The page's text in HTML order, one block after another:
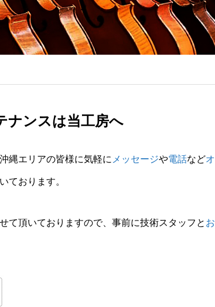
ナンスは当工房へ
縄エリアの皆様に気軽に メッセージや電話などオ
ております。
て頂いておりますので、事前に技術スタッフと お